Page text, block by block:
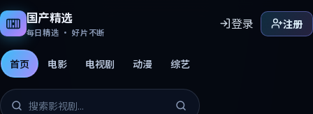
国产精选
每日精选 · 好片不断
首页 电影 电视剧 动漫 综艺
登录 注册